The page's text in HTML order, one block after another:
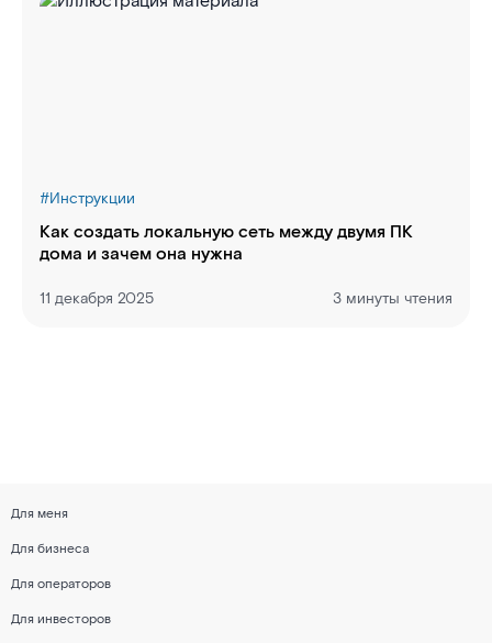
#Инструкции
Как создать локальную сеть между двумя ПК
дома и зачем она нужна
11 декабря 2025 3 минуты чтения
Для меня
Для бизнеса
Для операторов
Для инвесторов